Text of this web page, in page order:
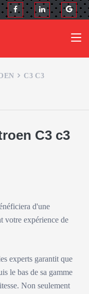
C3 C3
C3 c3
d'une
votre expérience de
experts garantit que
le bas de sa gamme
Non seulement